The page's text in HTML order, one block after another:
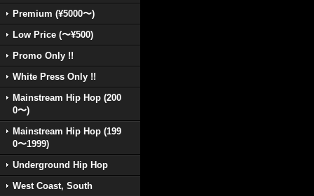
Premium (¥5000〜)
Low Price (〜¥500)
Promo Only !!
White Press Only !!
Mainstream Hip Hop (200
0〜)
Mainstream Hip Hop (199
0〜1999)
Underground Hip Hop
West Coast, South